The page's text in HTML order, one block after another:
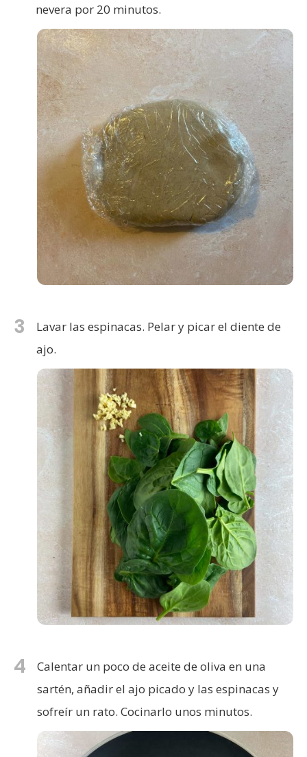
nevera por 20 minutos.
3
Lavar las espinacas. Pelar y picar el diente de
ajo.
4
Calentar un poco de aceite de oliva en una
sartén, añadir el ajo picado y las espinacas y
sofreír un rato. Cocinarlo unos minutos.